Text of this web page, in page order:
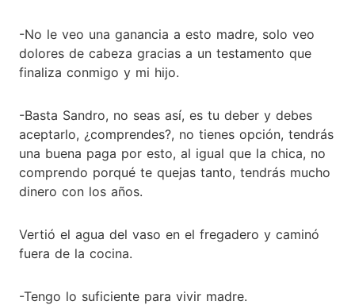
-No le veo una ganancia a esto madre, solo veo
dolores de cabeza gracias a un testamento que
finaliza conmigo y mi hijo.
-Basta Sandro, no seas así, es tu deber y debes
aceptarlo, ¿comprendes?, no tienes opción, tendrás
una buena paga por esto, al igual que la chica, no
comprendo porqué te quejas tanto, tendrás mucho
dinero con los años.
Vertió el agua del vaso en el fregadero y caminó
fuera de la cocina.
-Tengo lo suficiente para vivir madre.